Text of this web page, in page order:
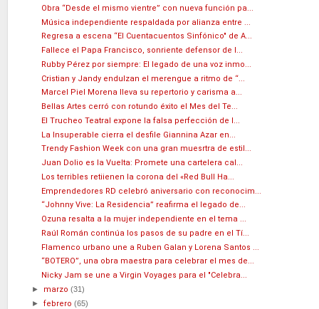
Obra “Desde el mismo vientre” con nueva función pa...
Música independiente respaldada por alianza entre ...
Regresa a escena “El Cuentacuentos Sinfónico" de A...
Fallece el Papa Francisco, sonriente defensor de l...
Rubby Pérez por siempre: El legado de una voz inmo...
Cristian y Jandy endulzan el merengue a ritmo de “...
Marcel Piel Morena lleva su repertorio y carisma a...
Bellas Artes cerró con rotundo éxito el Mes del Te...
El Trucheo Teatral expone la falsa perfección de l...
La Insuperable cierra el desfile Giannina Azar en...
Trendy Fashion Week con una gran muesrtra de estil...
Juan Dolio es la Vuelta: Promete una cartelera cal...
Los terribles retiienen la corona del «Red Bull Ha...
Emprendedores RD celebró aniversario con reconocim...
“Johnny Vive: La Residencia” reafirma el legado de...
Ozuna resalta a la mujer independiente en el tema ...
Raúl Román continúa los pasos de su padre en el Tí...
Flamenco urbano une a Ruben Galan y Lorena Santos ...
“BOTERO”, una obra maestra para celebrar el mes de...
Nicky Jam se une a Virgin Voyages para el "Celebra...
► marzo(31)
►febrero(65)